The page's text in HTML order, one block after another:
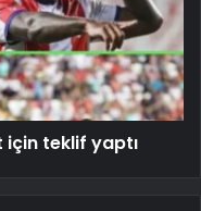
için teklif yaptı